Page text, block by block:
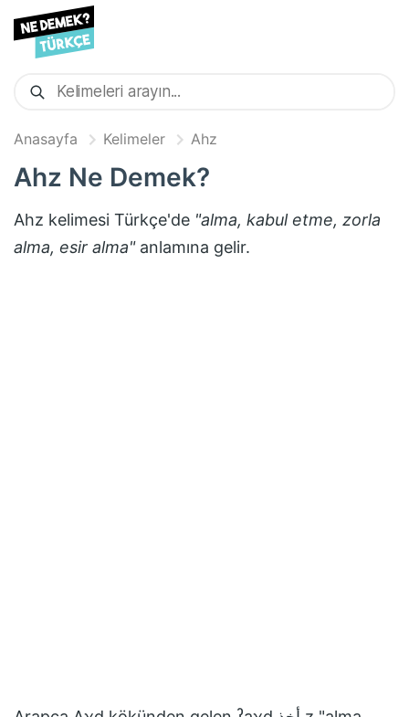
Anasayfa Kelimeler Ahz
Ahz Ne Demek?
Ahz kelimesi Türkçe'de "alma, kabul etme, zorla
alma, esir alma"anlamına gelir.